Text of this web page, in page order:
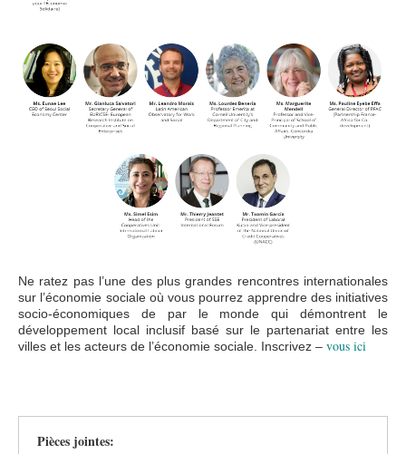
20180713 연사2.PNG
Ne ratez pas l’une des plus grandes rencontres internationales
sur l’économie sociale où vous pourrez apprendre des initiatives
socio-économiques de par le monde qui démontrent le
développement local inclusif basé sur le partenariat entre les
villes et les acteurs de l’économie sociale. Inscrivez – vous ici
Pièces jointes: